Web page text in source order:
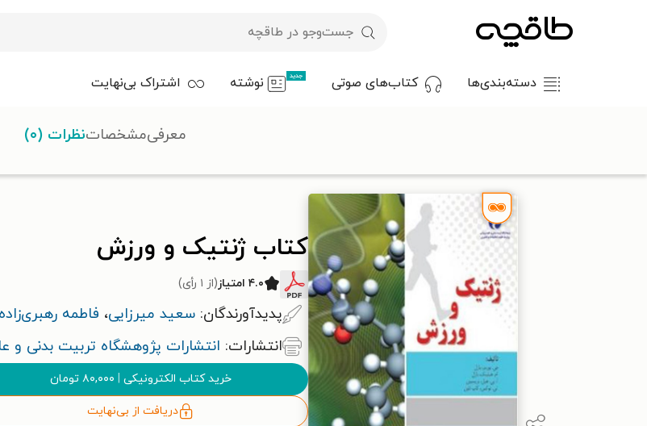
دسته‌بندی‌ها کتاب‌های صوتی جدید نوشته اشتراک بی‌نهایت
کتاب ژنتیک و ورزش
۴.۰ امتیاز (از ۱ رأی)
پدیدآورندگان: سعید میرزایی، فاطمه رهبری‌زاده
انتشارات: انتشارات پژوهشگاه تربیت بدنی و
خرید کتاب الکترونیکی ۸۰,۰۰۰ تومان
دریافت از بی‌نهایت
معرفیمشخصاتنظرات (۰)